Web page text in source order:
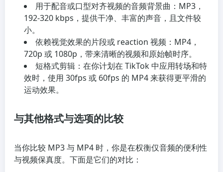
用于配音或口型对齐视频的音频背景曲：MP3，
192-320 kbps，提供干净、丰富的声音，且文件较
小。
依赖视觉效果的片段或 reaction 视频：MP4，
720p 或 1080p，带来清晰的视频和原始帧时序。
短格式剪辑：在你计划在 TikTok 中应用转场和特
效时，使用 30fps 或 60fps 的 MP4 来获得更平滑的
运动效果。
与其他格式与选项的比较
当你比较 MP3 与 MP4 时，你是在权衡仅音频的便利性
与视频保真度。下面是它们的对比：